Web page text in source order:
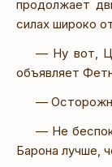
продолжает
силах широко
— Ну вот,
объявляет
—
— Не
Барона лучше,